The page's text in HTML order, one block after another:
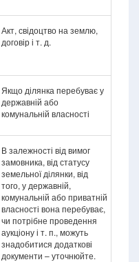
Акт, свідоцтво на землю,
договір і т. д.
Якщо ділянка перебуває у
державній або
комунальній власності
В залежності від вимог
замовника, від статусу
земельної ділянки, від
того, у державній,
комунальній або приватній
власності вона перебуває,
чи потрібне проведення
аукціону і т. п., можуть
знадобитися додаткові
документи – уточнюйте.